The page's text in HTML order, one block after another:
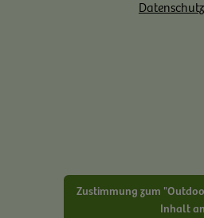
Datenschutz
Zustimmung zum
Inhalt